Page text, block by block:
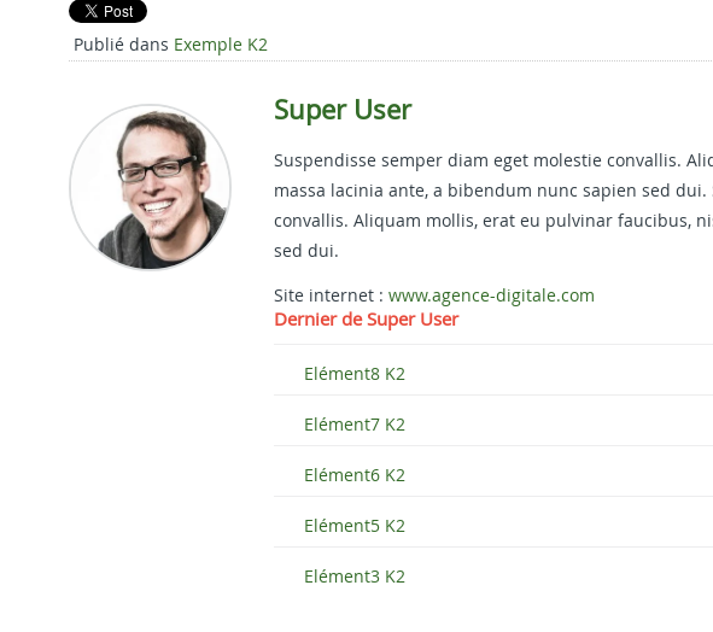
Publié dans Exemple K2
Super User
Suspendisse semper diam eget molestie convallis.
massa lacinia ante, a bibendum nunc sapien sed
convallis. Aliquam mollis, erat eu pulvinar faucibus,
sed dui.
Site internet : www.agence-digitale.com
Dernier de Super User
Elément8 K2
Elément7 K2
Elément6 K2
Elément5 K2
Elément3 K2